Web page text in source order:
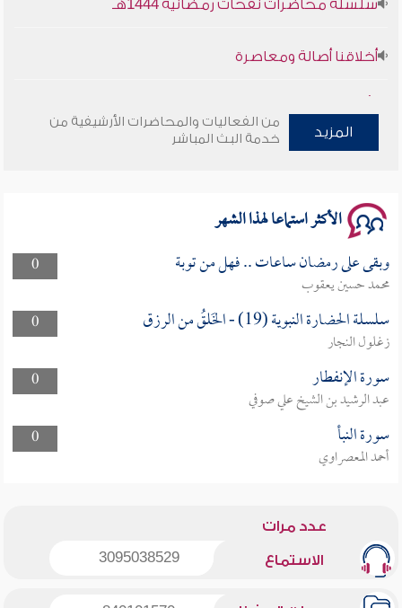
سلسلة محاضرات نفحات رمضانية 1444هـ
المزيد
من الفعاليات والمحاضرات الأرشيفية من
خدمة البث المباشر
الأكثر استماعا لهذا الشهر
0 وبقى على رمضان ساعات .. فهل من توبة
محمد حسين يعقوب
0
سلسلة الحضارة النبوية (19) - الخَلقُ من الرزق
زغلول النجار
0
سورة الإنفطار
عبد الرشيد بن الشيخ علي صوفي
0
سورة النبأ
أحمد المعصراوي
عدد مرات
الاستماع 3095038529